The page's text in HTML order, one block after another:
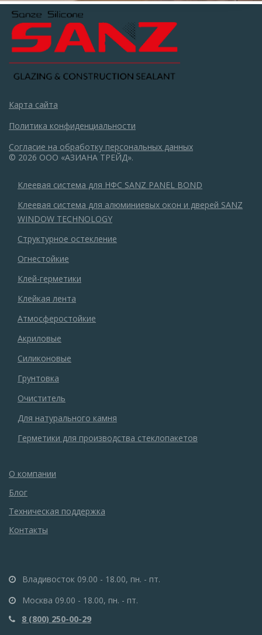
Карта сайта
Политика конфиденциальности
Согласие на обработку персональных данных
© 2026 ООО «АЗИАНА ТРЕЙД».
Клеевая система для НФС SANZ PANEL BOND
Клеевая система для алюминиевых окон и дверей SANZ
WINDOW TECHNOLOGY
Структурное остекление
Огнестойкие
Клей-герметики
Клейкая лента
Атмосферостойкие
Акриловые
Силиконовые
Грунтовка
Очиститель
Для натурального камня
Герметики для производства стеклопакетов
О компании
Блог
Техническая поддержка
Контакты
Владивосток 09.00 - 18.00, пн. - пт.
Москва 09.00 - 18.00, пн. - пт.
8 (800) 250-00-29